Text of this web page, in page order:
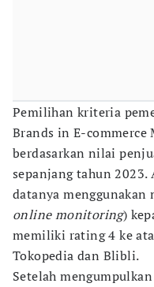
Pemilihan kriteria
Brands in E-
berdasarkan nilai
sepanjang tahun 2023.
datanya menggunakan
online monitoring)
memiliki rating 4 ke
Tokopedia dan Blibli.
Setelah